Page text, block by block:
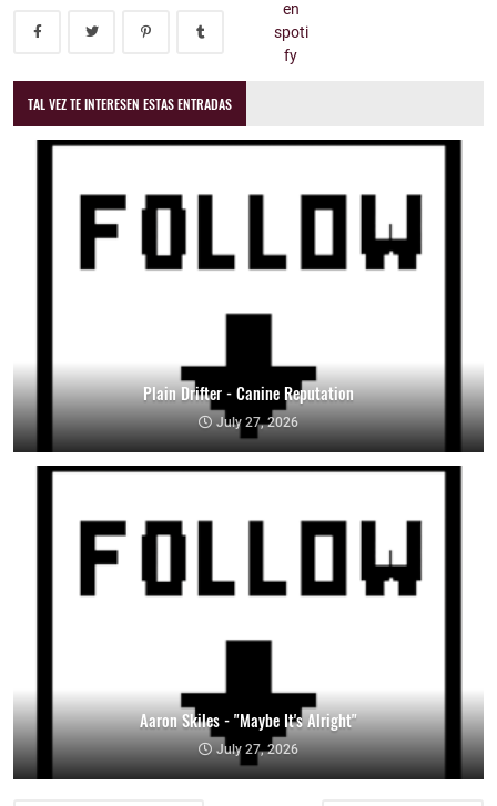
TAL VEZ TE INTERESEN ESTAS ENTRADAS
Plain Drifter - Canine Reputation
July 27, 2026
Aaron Skiles - "Maybe It's Alright"
July 27, 2026